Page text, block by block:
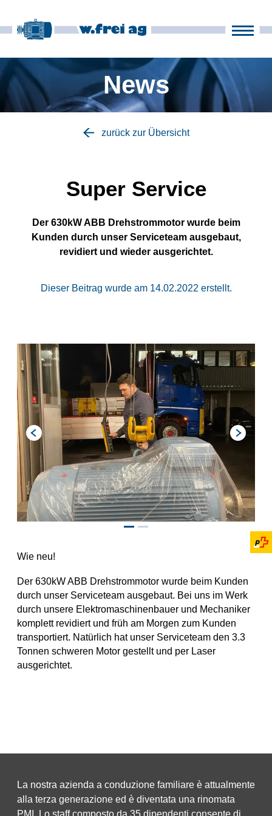
it fr en de
Azienda
Notizie
News
zurück zur Übersicht
Super Service
Der 630kW ABB Drehstrommotor wurde beim
Kunden durch unser Serviceteam ausgebaut,
revidiert und wieder ausgerichtet.
Dieser Beitrag wurde am 14.02.2022 erstellt.
Wie neu!
Der 630kW ABB Drehstrommotor wurde beim Kunden
durch unser Serviceteam ausgebaut. Bei uns im Werk
durch unsere Elektromaschinenbauer und Mechaniker
komplett revidiert und früh am Morgen zum Kunden
transportiert. Natürlich hat unser Serviceteam den 3.3
Tonnen schweren Motor gestellt und per Laser
ausgerichtet.
La nostra azienda a conduzione familiare è attualmente
alla terza generazione ed è diventata una rinomata